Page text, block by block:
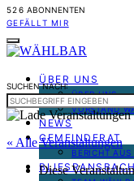
526 ABONNENTEN
GEFÄLLT MIR
ÜBER UNS
ÜBER UNS
VORSTAND
NEWS
GEMEINDERAT
BERICHT AUS
SUCHEN NACH:
« Alle Veranstaltungen
Diese